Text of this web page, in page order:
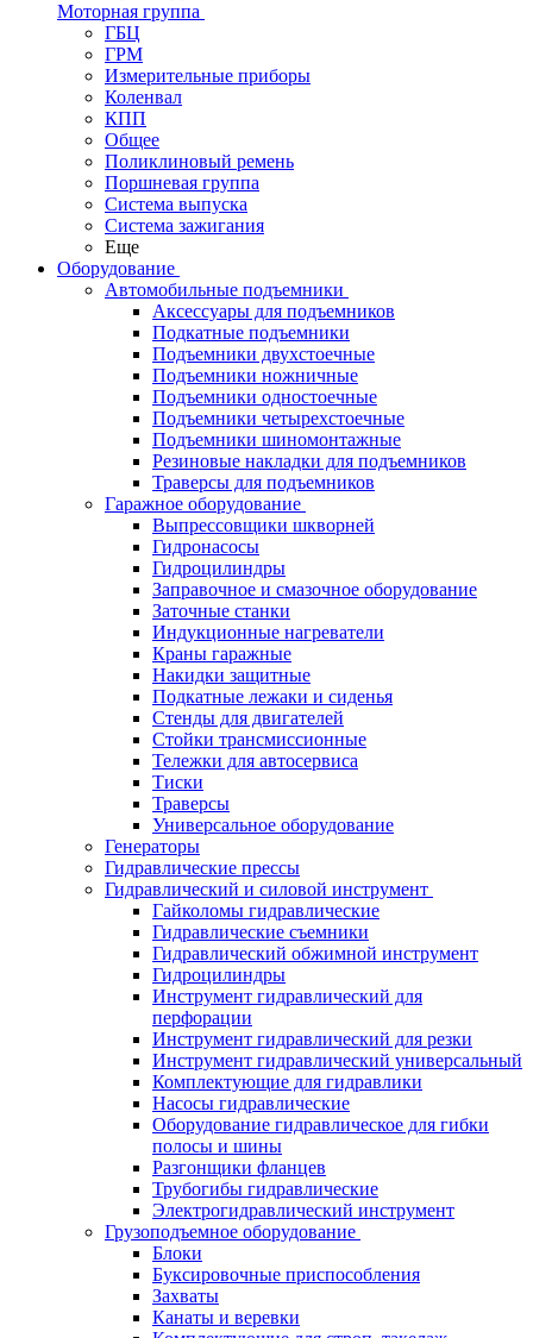
Моторная группа
ГБЦ
ГРМ
Измерительные приборы
Коленвал
КПП
Общее
Поликлиновый ремень
Поршневая группа
Система выпуска
Система зажигания
Еще
Оборудование
Автомобильные подъемники
Аксессуары для подъемников
Подкатные подъемники
Подъемники двухстоечные
Подъемники ножничные
Подъемники одностоечные
Подъемники четырехстоечные
Подъемники шиномонтажные
Резиновые накладки для подъемников
Траверсы для подъемников
Гаражное оборудование
Выпрессовщики шкворней
Гидронасосы
Гидроцилиндры
Заправочное и смазочное оборудование
Заточные станки
Индукционные нагреватели
Краны гаражные
Накидки защитные
Подкатные лежаки и сиденья
Стенды для двигателей
Стойки трансмиссионные
Тележки для автосервиса
Тиски
Траверсы
Универсальное оборудование
Генераторы
Гидравлические прессы
Гидравлический и силовой инструмент
Гайколомы гидравлические
Гидравлические съемники
Гидравлический обжимной инструмент
Гидроцилиндры
Инструмент гидравлический для
перфорации
Инструмент гидравлический для резки
Инструмент гидравлический универсальный
Комплектующие для гидравлики
Насосы гидравлические
Оборудование гидравлическое для гибки
полосы и шины
Разгонщики фланцев
Трубогибы гидравлические
Электрогидравлический инструмент
Грузоподъемное оборудование
Блоки
Буксировочные приспособления
Захваты
Канаты и веревки